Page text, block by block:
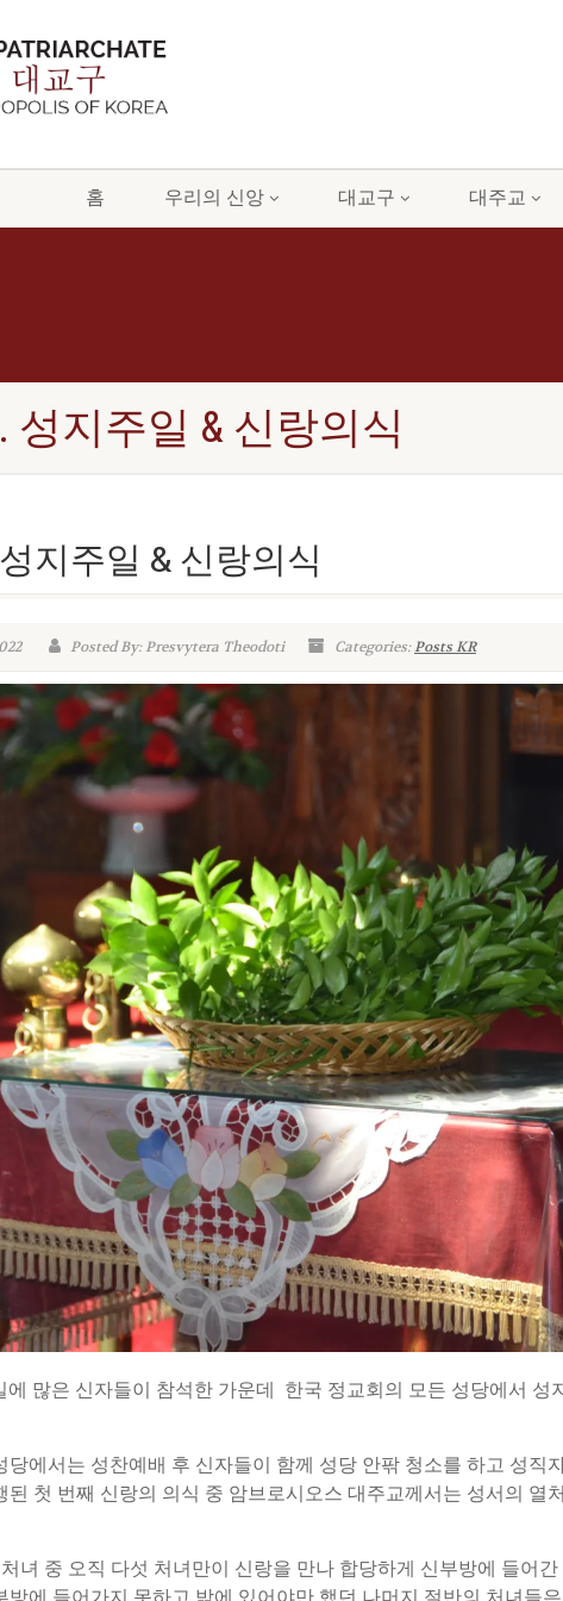
홈 우리의 신앙 대교구 대주교
성지주일 & 신랑의식
지주일 & 신랑의식
Posted By: Presvytera Theodoti Categories:Posts KR
에 많은 신자들이 참석한 가운데 한국 정교회의 모든 성당에서 성
당에서는 성찬예배 후 신자들이 함께 성당 안팎 청소를 하고 성직
된 첫 번째 신랑의 의식 중 암브로시오스 대주교께서는 성서의 열
녀 중 오직 다섯 처녀만이 신랑을 만나 합당하게 신부방에 들어